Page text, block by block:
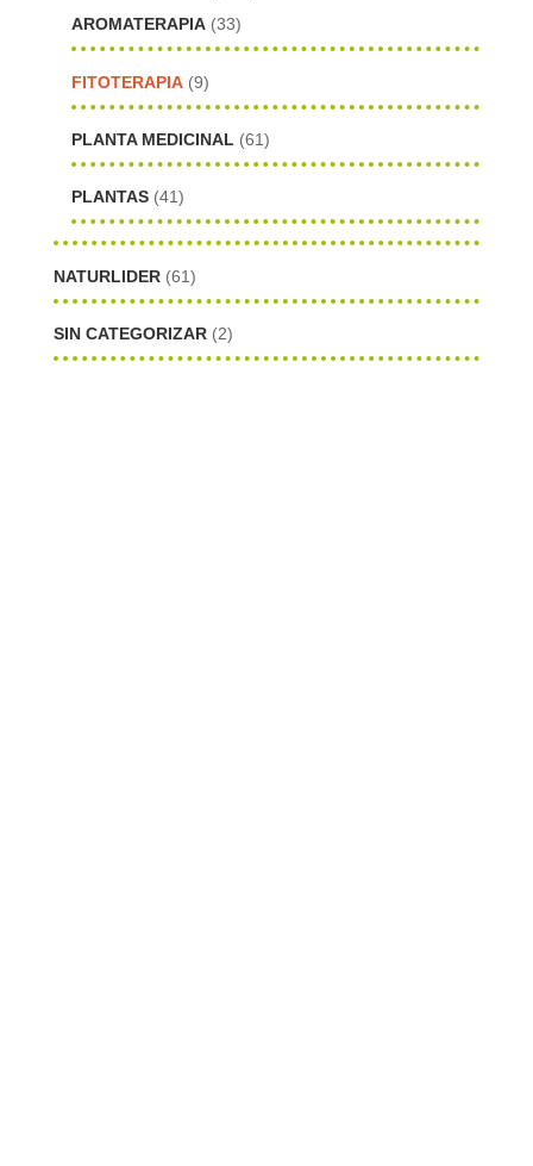
AROMATERAPIA (33)
FITOTERAPIA (9)
PLANTA MEDICINAL (61)
PLANTAS (41)
NATURLIDER (61)
SIN CATEGORIZAR (2)